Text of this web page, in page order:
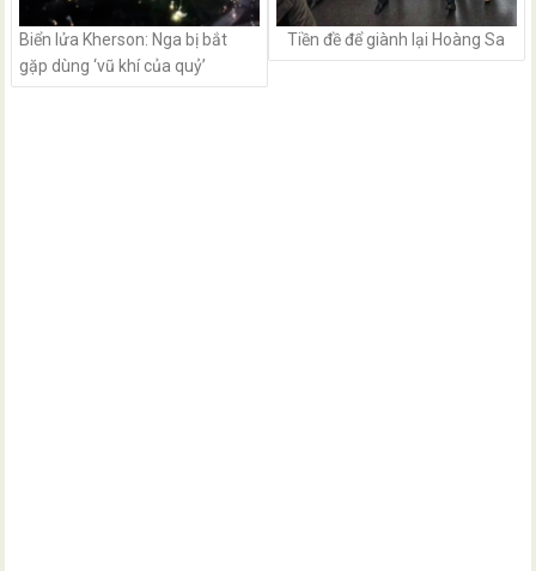
Biển lửa Kherson: Nga bị bắt
gặp dùng ‘vũ khí của quỷ’
Tiền đề để giành lại Hoàng Sa